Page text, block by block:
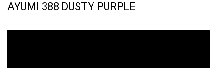
AYUMI 388 DUSTY PURPLE